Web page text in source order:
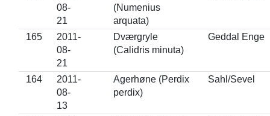
08-
21
(Numenius
arquata)
165
2011-
08-
21
Dværgryle
(Calidris minuta)
Geddal Enge
164
2011-
08-
13
Agerhøne (Perdix
perdix)
Sahl/Sevel